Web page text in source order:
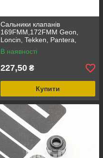
Сальники клапанів
169FMM,172FMM Geon,
Loncin, Tekken, Pantera,
Exdrive, під клапан 5,5мм,
Оригінал
В наявності
227,50 ₴
Купити